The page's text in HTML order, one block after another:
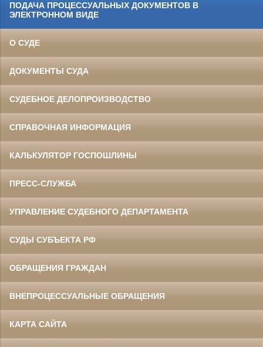
ПОДАЧА ПРОЦЕССУАЛЬНЫХ ДОКУМЕНТОВ В
ЭЛЕКТРОННОМ ВИДЕ
О СУДЕ
ДОКУМЕНТЫ СУДА
СУДЕБНОЕ ДЕЛОПРОИЗВОДСТВО
СПРАВОЧНАЯ ИНФОРМАЦИЯ
КАЛЬКУЛЯТОР ГОСПОШЛИНЫ
ПРЕСС-СЛУЖБА
УПРАВЛЕНИЕ СУДЕБНОГО ДЕПАРТАМЕНТА
СУДЫ СУБЪЕКТА РФ
ОБРАЩЕНИЯ ГРАЖДАН
ВНЕПРОЦЕССУАЛЬНЫЕ ОБРАЩЕНИЯ
КАРТА САЙТА